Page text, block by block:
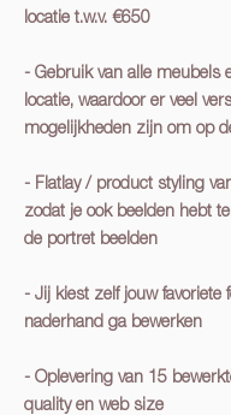
locatie t.w.v. €650
- Gebruik van alle meubels
locatie, waardoor er veel
mogelijkheden zijn om op
- Flatlay / product styling
zodat je ook beelden hebt
de portret beelden
- Jij kiest zelf jouw favoriete
naderhand ga bewerken
- Oplevering van 15
quality en web size